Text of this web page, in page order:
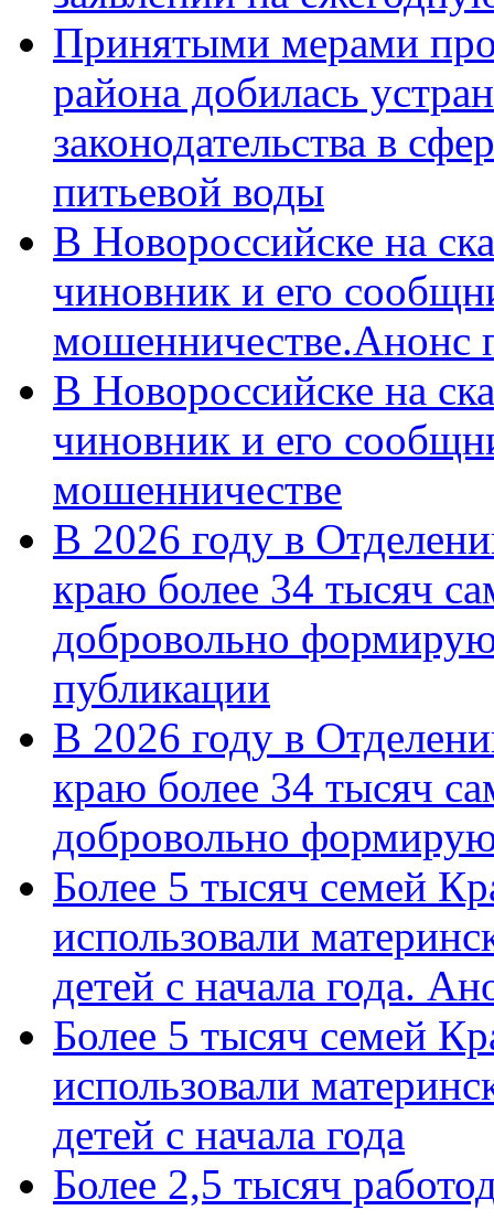
Принятыми мерами
района добилась
законодательства в
питьевой воды
В Новороссийске на
чиновник и его
мошенничестве.Анонс
В Новороссийске на
чиновник и его
мошенничестве
В 2026 году в
краю более 34 тысяч
добровольно
публикации
В 2026 году в
краю более 34 тысяч
добровольно
Более 5 тысяч семей
использовали
детей с начала года.
Более 5 тысяч семей
использовали
детей с начала года
Более 2,5 тысяч